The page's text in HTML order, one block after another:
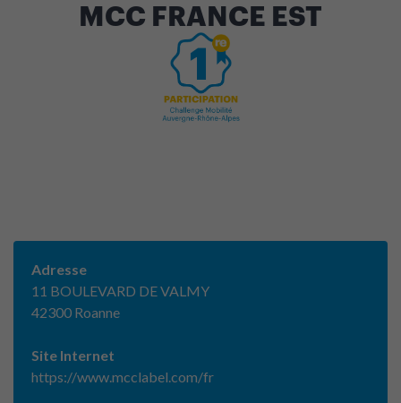
MCC FRANCE EST
Adresse
11 BOULEVARD DE VALMY
42300 Roanne
Site Internet
https://www.mcclabel.com/fr